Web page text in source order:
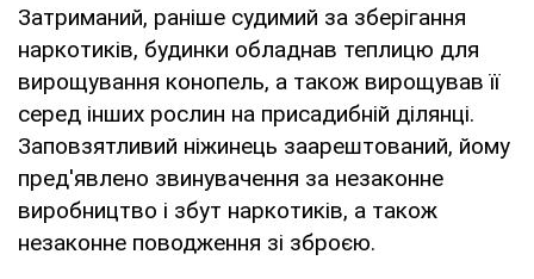
Затриманий, раніше судимий за зберігання
наркотиків, будинки обладнав теплицю для
вирощування конопель, а також вирощував її
серед інших рослин на присадибній ділянці.
Заповзятливий ніжинець заарештований, йому
пред'явлено звинувачення за незаконне
виробництво і збут наркотиків, а також
незаконне поводження зі зброєю.